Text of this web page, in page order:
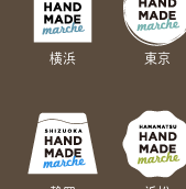
横浜
東京